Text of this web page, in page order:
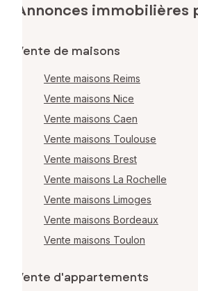
Annonces immobilières
Vente de maisons
Vente maisons Reims
Vente maisons Nice
Vente maisons Caen
Vente maisons Toulouse
Vente maisons Brest
Vente maisons La Rochelle
Vente maisons Limoges
Vente maisons Bordeaux
Vente maisons Toulon
Vente d'appartements